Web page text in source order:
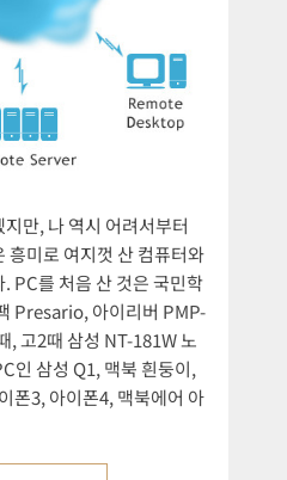
만, 나 역시 어려서부터
흥미로 여지껏 산 컴퓨터와
PC를 처음 산 것은 국민학
Presario, 아이리버 PMP-
, 고2때 삼성 NT-181W 노
인 삼성 Q1, 맥북 흰둥이,
폰3, 아이폰4, 맥북에어 아